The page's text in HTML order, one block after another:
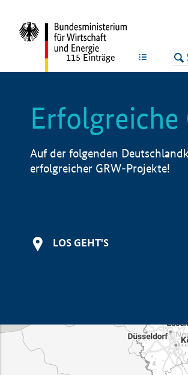
LISTE
115 Einträge
Auf der folgenden
erfolgreicher GRW-Projekte!
LOS GEHT'S